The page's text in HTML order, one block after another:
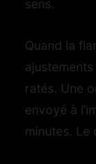
sens.
Quand la
ratés. Une
envoyé à
minutes. Le